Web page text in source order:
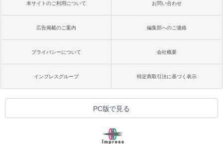
本サイトのご利用について お問い合わせ
広告掲載のご案内 編集部へのご連絡
プライバシーについて 会社概要
インプレスグループ 特定商取引法に基づく表示
PC版で見る